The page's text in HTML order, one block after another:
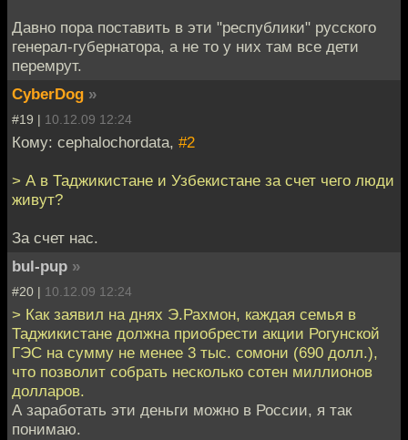
Давно пора поставить в эти "республики" русского
генерал-губернатора, а не то у них там все дети
перемрут.
CyberDog »
#19 | 10.12.09 12:24
Кому: cephalochordata, #2
> А в Таджикистане и Узбекистане за счет чего люди
живут?
За счет нас.
bul-pup »
#20 | 10.12.09 12:24
> Как заявил на днях Э.Рахмон, каждая семья в
Таджикистане должна приобрести акции Рогунской
ГЭС на сумму не менее 3 тыс. сомони (690 долл.),
что позволит собрать несколько сотен миллионов
долларов.
А заработать эти деньги можно в России, я так
понимаю.